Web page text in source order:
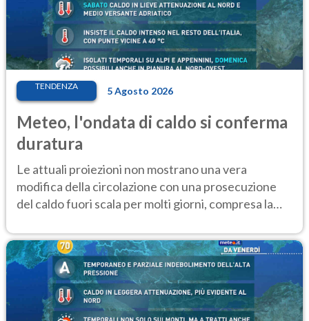
TENDENZA 5 Agosto 2026
Meteo, l'ondata di caldo si conferma
duratura
Le attuali proiezioni non mostrano una vera
modifica della circolazione con una prosecuzione
del caldo fuori scala per molti giorni, compresa la